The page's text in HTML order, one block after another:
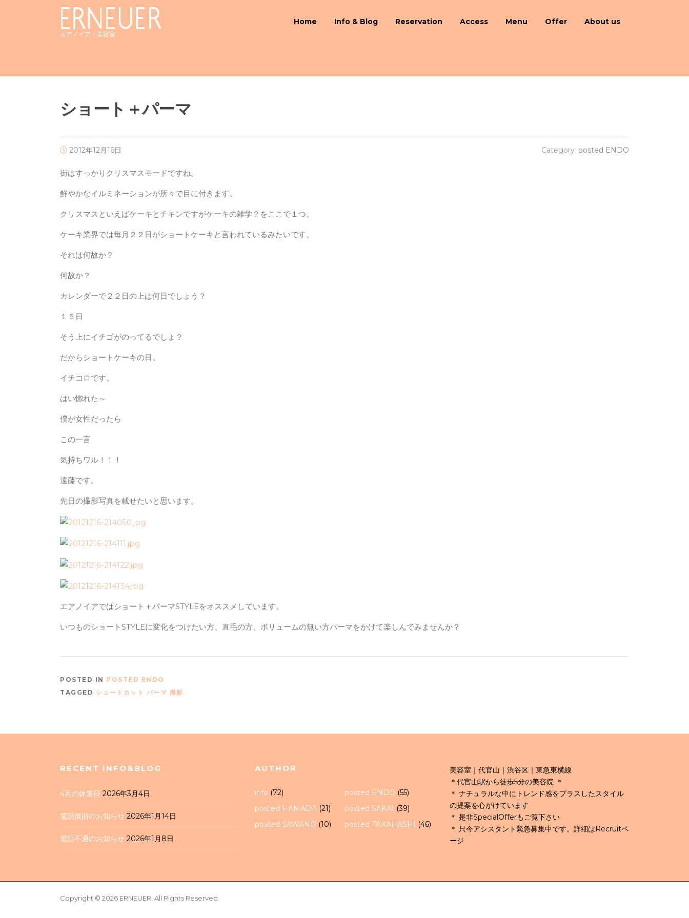
エアノイア｜美容室
Home Info & Blog Reservation Access Menu Offer About us
ショート＋パーマ
2012年12月16日 Category: posted ENDO
街はすっかりクリスマスモードですね。
鮮やかなイルミネーションが所々で目に付きます。
クリスマスといえばケーキとチキンですがケーキの雑学？をここで１つ。
ケーキ業界では毎月２２日がショートケーキと言われているみたいです。
それは何故か？
何故か？
カレンダーで２２日の上は何日でしょう？
１５日
そう上にイチゴがのってるでしょ？
だからショートケーキの日。
イチコロです。
はい惚れた～
僕が女性だったら
この一言
気持ちワル！！！
遠藤です。
先日の撮影写真を載せたいと思います。
エアノイアではショート＋パーマSTYLEをオススメしています。
いつものショートSTYLEに変化をつけたい方、直毛の方、ボリュームの無い方パーマをかけて楽しんでみませんか？
POSTED IN POSTED ENDO
TAGGED ショートカット パーマ 撮影
RECENT INFO&BLOG
4月の休業日 2026年3月4日
電話復旧のお知らせ 2026年1月14日
電話不通のお知らせ 2026年1月8日
AUTHOR
info (72) posted ENDO (55)
posted HAMADA (21) posted SAKAI (39)
posted SAWANO (10) posted TAKAHASHI (46)
美容室｜代官山｜渋谷区｜東急東横線
＊代官山駅から徒歩5分の美容院 ＊
＊ ナチュラルな中にトレンド感をプラスしたスタイル
の提案を心がけています
＊ 是非SpecialOfferもご覧下さい
＊ 只今アシスタント緊急募集中です。詳細はRecruitペ
ージ
Copyright © 2026 ERNEUER. All Rights Reserved.
Screenr